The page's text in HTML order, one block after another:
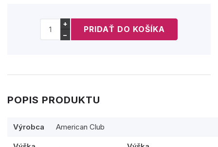
+
−
POPIS PRODUKTU
Výrobca American Club